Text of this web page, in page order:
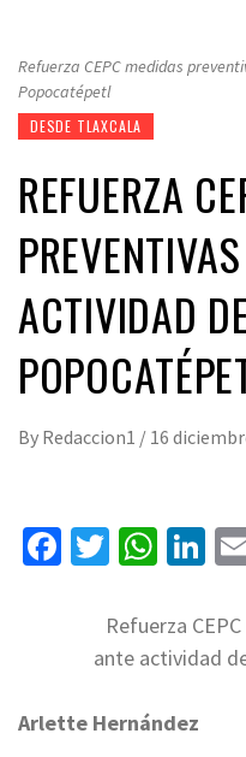
Refuerza CEPC medidas
Popocatépetl
DESDE TLAXCALA
REFUERZA
ACTIVIDAD
By Redaccion1 / 16
Facebook
Twitter
Refuerza
ante actividad
Arlette Hernández